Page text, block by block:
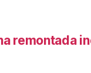
remontada